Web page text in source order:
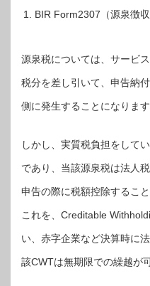
BIR Form2307（源泉徴収
源泉税については、サービ
税分を差し引いて、申告納
側に発生することになります
しかし、実質税負担をして
であり、当該源泉税は法人
申告の際に税額控除すること
これを、Creditable
い、赤字企業など決算時に
該CWTは無期限での繰越が